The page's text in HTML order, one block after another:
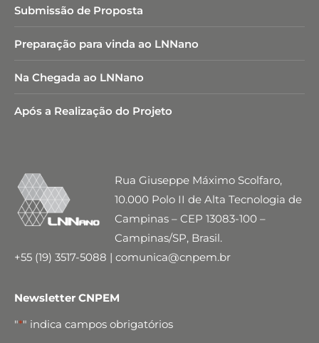
Submissão de Proposta
Preparação para vinda ao LNNano
Na Chegada ao LNNano
Após a Realização do Projeto
Rua Giuseppe Máximo Scolfaro,
10.000 Polo II de Alta Tecnologia de
Campinas – CEP 13083-100 –
Campinas/SP, Brasil.
+55 (19) 3517-5088 | comunica@cnpem.br
Newsletter CNPEM
"*" indica campos obrigatórios